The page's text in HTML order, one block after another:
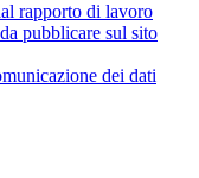
rapporto di lavoro
pubblicare sul sito
dei dati